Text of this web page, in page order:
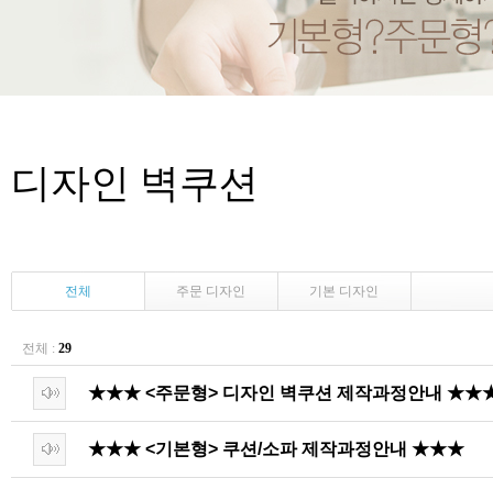
디자인 벽쿠션
전체 주문 디자인 기본 디자인
전체 : 29
★★★ <주문형> 디자인 벽쿠션 제작과정안내
★★★ <기본형> 쿠션/소파 제작과정안내 ★★★